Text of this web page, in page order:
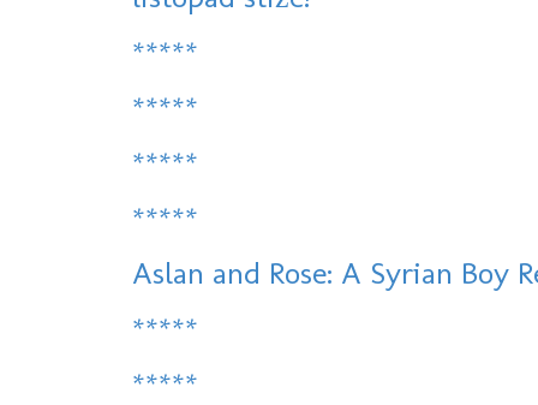
*****
*****
*****
*****
Aslan and Rose: A Syrian Boy
*****
*****